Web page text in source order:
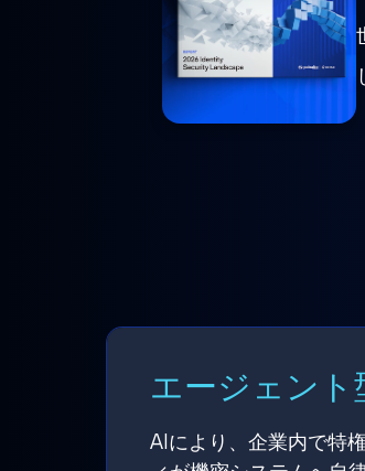
エージェント
AIにより、企業内で特